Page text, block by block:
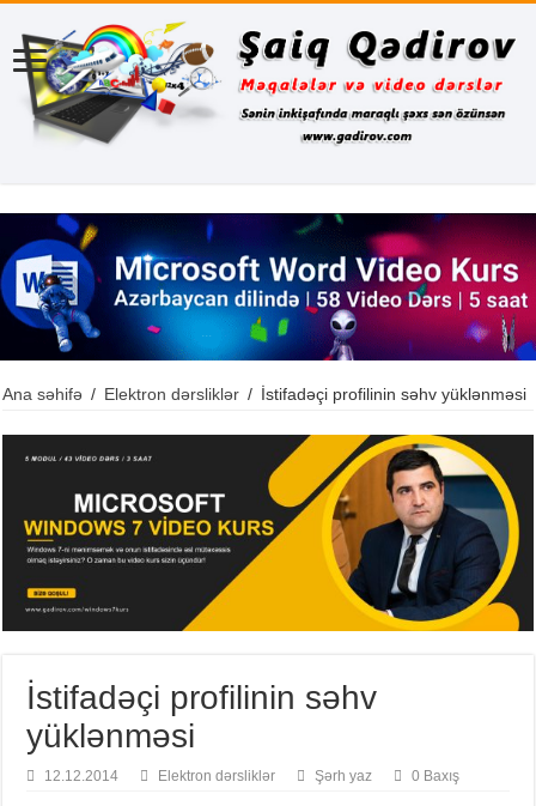
Ana səhifə / Elektron dərsliklər / İstifadəçi profilinin səhv yüklənməsi
İstifadəçi profilinin səhv
yüklənməsi
12.12.2014 Elektron dərsliklər Şərh yaz 0 Baxış